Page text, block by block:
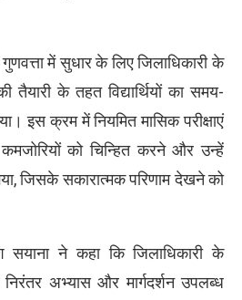
में सुधार के लिए जिलाधिकारी के
तैयारी के तहत विद्यार्थियों का समय-
इस क्रम में नियमित मासिक परीक्षाएं
को चिन्हित करने और उन्हें
जिसके सकारात्मक परिणाम देखने को
सयाना ने कहा कि जिलाधिकारी के
निरंतर अभ्यास और मार्गदर्शन उपलब्ध